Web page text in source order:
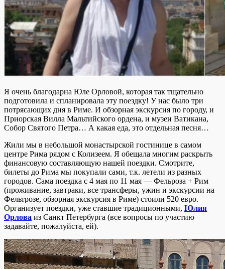
Я очень благодарна Юле Орловой, которая так тщательно
подготовила и спланировала эту поездку! У нас было три
потрясающих дня в Риме. И обзорная экскурсия по городу, и
Приорская Вилла Мальтийского ордена, и музеи Ватикана,
Собор Святого Петра… А какая еда, это отдельная песня…
Жили мы в небольшой монастырской гостинице в самом
центре Рима рядом с Колизеем. Я обещала многим раскрыть
финансовую составляющую нашей поездки. Смотрите,
билеты до Рима мы покупали сами, т.к. летели из разных
городов. Сама поездка с 4 мая по 11 мая — Фельроза + Рим
(проживание, завтраки, все трансферы, ужин и экскурсии на
Фельтрозе, обзорная экскурсия в Риме) стоили 520 евро.
Организует поездки, уже ставшие традиционными, Юлия
Орлова из Санкт Петербурга (все вопросы по участию
задавайте, пожалуйста, ей).